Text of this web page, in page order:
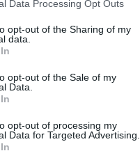
Data Processing Opt Outs
opt-out of the Sharing of my
data.
opt-out of the Sale of my
Data.
opt-out of processing my
Data for Targeted Advertising.
sutartį
Sportas
–